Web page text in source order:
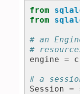
from
from
# an
#
engine =
# a
Session =